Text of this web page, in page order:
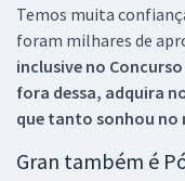
Temos muita
foram milhares de
inclusive no Concurso
fora dessa, adquira
que tanto sonhou no
Gran também é